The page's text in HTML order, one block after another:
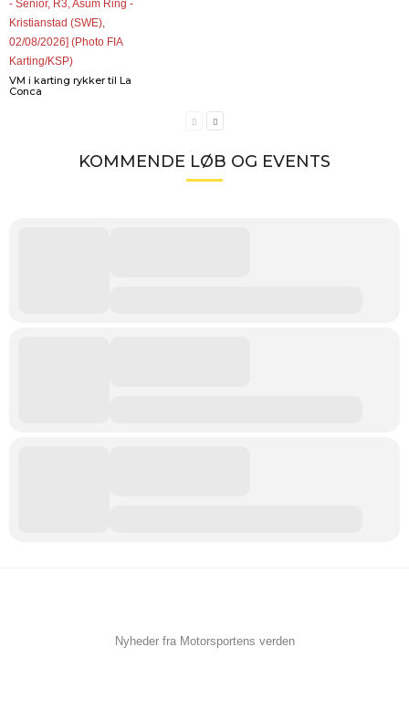
VM i karting rykker til La
Conca
KOMMENDE LØB OG EVENTS
Nyheder fra Motorsportens verden